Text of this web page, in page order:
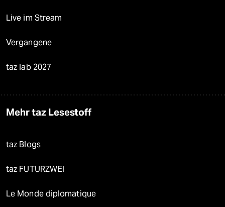
Live im Stream
Vergangene
taz lab 2027
Mehr taz Lesestoff
taz Blogs
taz FUTURZWEI
Le Monde diplomatique